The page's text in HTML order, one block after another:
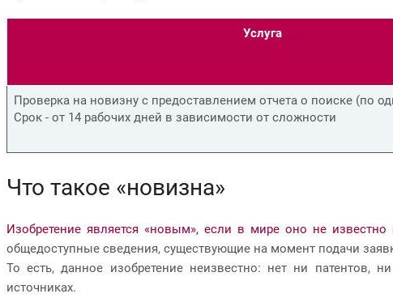
Услуга
Проверка на новизну с предоставлением отчета о поиске (по
Срок - от 14 рабочих дней в зависимости от сложности
Что такое «новизна»
Изобретение является «новым», если в мире оно не известно
общедоступные сведения, существующие на момент подачи
То есть, данное изобретение неизвестно: нет ни
источниках.